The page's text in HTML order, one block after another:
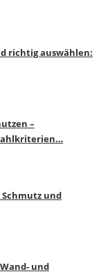
richtig auswählen:
–
und
und